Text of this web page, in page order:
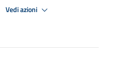
Vedi azioni